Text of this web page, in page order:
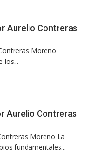
Aurelio Contreras
Moreno
los...
Aurelio Contreras
Moreno La
fundamentales...